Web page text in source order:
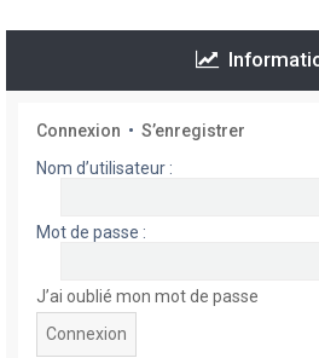
Connexion • S’enregistrer
Nom d’utilisateur :
Mot de passe :
J’ai oublié mon mot de passe